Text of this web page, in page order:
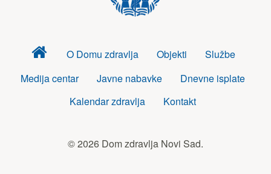
Dom
zdravlja
O Domu zdravlja Objekti
Službe
Medija centar
Javne nabavke
Dnevne isplate
Kalendar zdravlja
Kontakt
© 2026 Dom zdravlja Novi Sad.